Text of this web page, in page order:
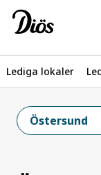
Lediga lokaler
Östersund